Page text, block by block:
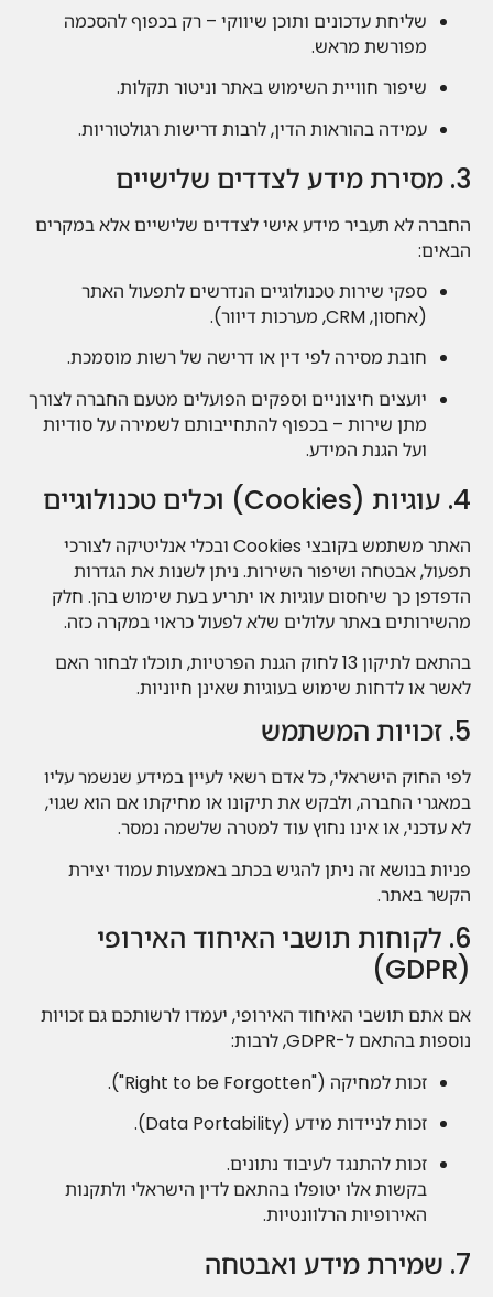
שליחת עדכונים ותוכן שיווקי – רק בכפוף להסכמה
מפורשת מראש.
שיפור חוויית השימוש באתר וניטור תקלות.
עמידה בהוראות הדין, לרבות דרישות רגולטוריות.
3. מסירת מידע לצדדים שלישיים
החברה לא תעביר מידע אישי לצדדים שלישיים אלא במקרים
הבאים:
ספקי שירות טכנולוגיים הנדרשים לתפעול האתר
(אחסון, CRM, מערכות דיוור).
חובת מסירה לפי דין או דרישה של רשות מוסמכת.
יועצים חיצוניים וספקים הפועלים מטעם החברה לצורך
מתן שירות – בכפוף להתחייבותם לשמירה על סודיות
ועל הגנת המידע.
4. עוגיות (Cookies) וכלים טכנולוגיים
האתר משתמש בקובצי Cookies ובכלי אנליטיקה לצורכי
תפעול, אבטחה ושיפור השירות. ניתן לשנות את הגדרות
הדפדפן כך שיחסום עוגיות או יתריע בעת שימוש בהן. חלק
מהשירותים באתר עלולים שלא לפעול כראוי במקרה כזה.
בהתאם לתיקון 13 לחוק הגנת הפרטיות, תוכלו לבחור האם
לאשר או לדחות שימוש בעוגיות שאינן חיוניות.
5. זכויות המשתמש
לפי החוק הישראלי, כל אדם רשאי לעיין במידע שנשמר עליו
במאגרי החברה, ולבקש את תיקונו או מחיקתו אם הוא שגוי,
לא עדכני, או אינו נחוץ עוד למטרה שלשמה נמסר.
פניות בנושא זה ניתן להגיש בכתב באמצעות עמוד יצירת
הקשר באתר.
6. לקוחות תושבי האיחוד האירופי
(GDPR)
אם אתם תושבי האיחוד האירופי, יעמדו לרשותכם גם זכויות
נוספות בהתאם ל-GDPR, לרבות:
זכות למחיקה ("Right to be Forgotten").
זכות לניידות מידע (Data Portability).
זכות להתנגד לעיבוד נתונים.
בקשות אלו יטופלו בהתאם לדין הישראלי ולתקנות
האירופיות הרלוונטיות.
7. שמירת מידע ואבטחה